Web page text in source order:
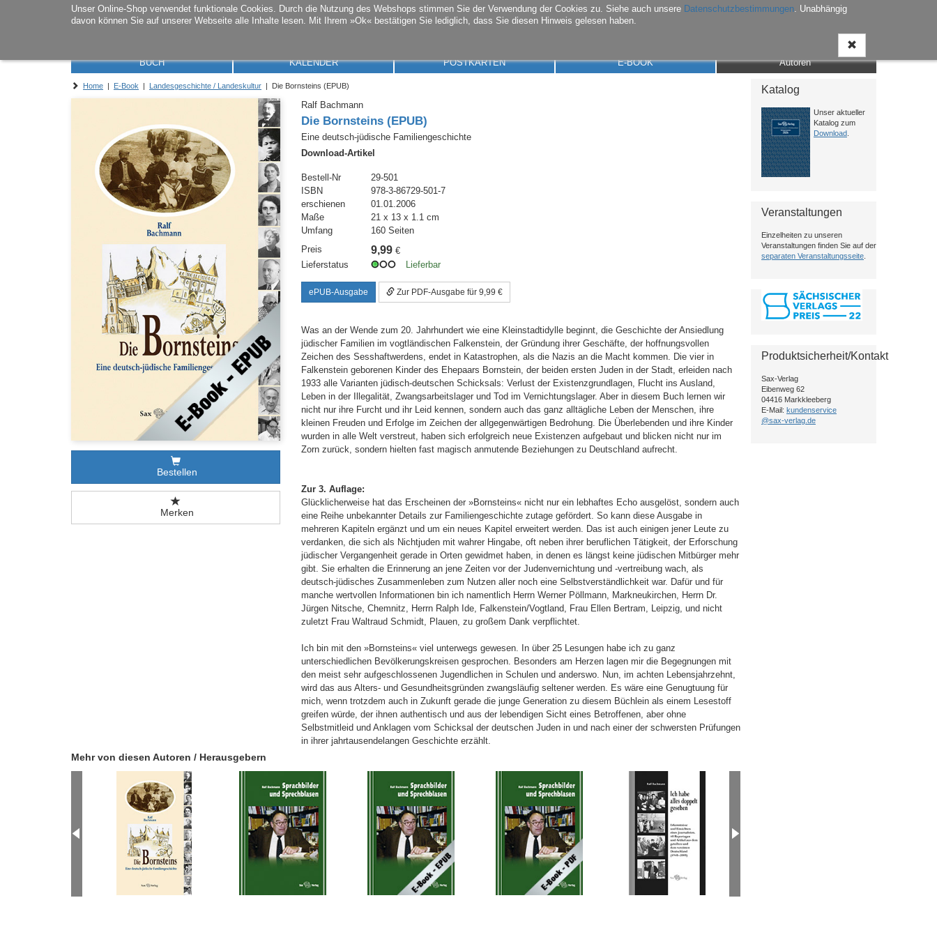
Unser Online-Shop verwendet funktionale Cookies. Durch die Nutzung des Webshops stimmen Sie der Verwendung der Cookies zu. Siehe auch unsere Datenschutzbestimmungen. Unabhängig
davon können Sie auf unserer Webseite alle Inhalte lesen. Mit Ihrem »Ok« bestätigen Sie lediglich, dass Sie diesen Hinweis gelesen haben.
BUCH KALENDER POSTKARTEN E-BOOK Autoren
Home | E-Book | Landesgeschichte / Landeskultur | Die Bornsteins (EPUB)
Bestellen
Merken
Ralf Bachmann
Die Bornsteins (EPUB)
Eine deutsch-jüdische Familiengeschichte
Download-Artikel
Bestell-Nr
29-501
ISBN
978-3-86729-501-7
erschienen
01.01.2006
Maße
21 x 13 x 1.1 cm
Umfang
160 Seiten
Preis
9,99 €
Lieferstatus
Lieferbar
ePUB-Ausgabe Zur PDF-Ausgabe für 9,99 €
Was an der Wende zum 20. Jahrhundert wie eine Kleinstadtidylle beginnt, die Geschichte der Ansiedlung
jüdischer Familien im vogtländischen Falkenstein, der Gründung ihrer Geschäfte, der hoffnungsvollen
Zeichen des Sesshaftwerdens, endet in Katastrophen, als die Nazis an die Macht kommen. Die vier in
Falkenstein geborenen Kinder des Ehepaars Bornstein, der beiden ersten Juden in der Stadt, erleiden nach
1933 alle Varianten jüdisch-deutschen Schicksals: Verlust der Existenzgrundlagen, Flucht ins Ausland,
Leben in der Illegalität, Zwangsarbeitslager und Tod im Vernichtungslager. Aber in diesem Buch lernen wir
nicht nur ihre Furcht und ihr Leid kennen, sondern auch das ganz alltägliche Leben der Menschen, ihre
kleinen Freuden und Erfolge im Zeichen der allgegenwärtigen Bedrohung. Die Überlebenden und ihre Kinder
wurden in alle Welt verstreut, haben sich erfolgreich neue Existenzen aufgebaut und blicken nicht nur im
Zorn zurück, sondern hielten fast magisch anmutende Beziehungen zu Deutschland aufrecht.
Zur 3. Auflage:
Glücklicherweise hat das Erscheinen der »Bornsteins« nicht nur ein lebhaftes Echo ausgelöst, sondern auch
eine Reihe unbekannter Details zur Familiengeschichte zutage gefördert. So kann diese Ausgabe in
mehreren Kapiteln ergänzt und um ein neues Kapitel erweitert werden. Das ist auch einigen jener Leute zu
verdanken, die sich als Nichtjuden mit wahrer Hingabe, oft neben ihrer beruflichen Tätigkeit, der Erforschung
jüdischer Vergangenheit gerade in Orten gewidmet haben, in denen es längst keine jüdischen Mitbürger mehr
gibt. Sie erhalten die Erinnerung an jene Zeiten vor der Judenvernichtung und -vertreibung wach, als
deutsch-jüdisches Zusammenleben zum Nutzen aller noch eine Selbstverständlichkeit war. Dafür und für
manche wertvollen Informationen bin ich namentlich Herrn Werner Pöllmann, Markneukirchen, Herrn Dr.
Jürgen Nitsche, Chemnitz, Herrn Ralph Ide, Falkenstein/Vogtland, Frau Ellen Bertram, Leipzig, und nicht
zuletzt Frau Waltraud Schmidt, Plauen, zu großem Dank verpflichtet.
Ich bin mit den »Bornsteins« viel unterwegs gewesen. In über 25 Lesungen habe ich zu ganz
unterschiedlichen Bevölkerungskreisen gesprochen. Besonders am Herzen lagen mir die Begegnungen mit
den meist sehr aufgeschlossenen Jugendlichen in Schulen und anderswo. Nun, im achten Lebensjahrzehnt,
wird das aus Alters- und Gesundheitsgründen zwangsläufig seltener werden. Es wäre eine Genugtuung für
mich, wenn trotzdem auch in Zukunft gerade die junge Generation zu diesem Büchlein als einem Lesestoff
greifen würde, der ihnen authentisch und aus der lebendigen Sicht eines Betroffenen, aber ohne
Selbstmitleid und Anklagen vom Schicksal der deutschen Juden in und nach einer der schwersten Prüfungen
in ihrer jahrtausendelangen Geschichte erzählt.
Mehr von diesen Autoren / Herausgebern
Katalog
Unser aktueller
Katalog zum
Download
Veranstaltungen
Einzelheiten zu unseren
Veranstaltungen finden Sie auf der
separaten Veranstaltungsseite
Produktsicherheit/Kontakt
Sax-Verlag
Eibenweg 62
04416 Markkleeberg
E-Mail: kundenservice
@sax-verlag.de